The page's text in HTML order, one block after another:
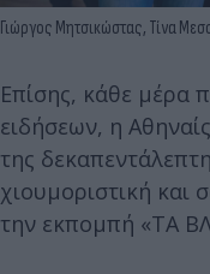
Γιώργος Μητσικώστας, Τίνα
Επίσης, κάθε μέρα
ειδήσεων, η
της
χιουμοριστική και
την εκπομπή «ΤΑ